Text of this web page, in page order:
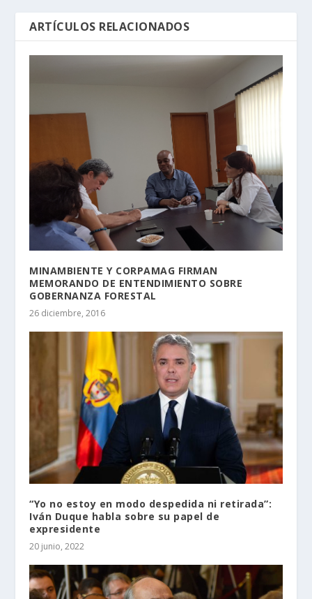
ARTÍCULOS RELACIONADOS
MINAMBIENTE Y CORPAMAG FIRMAN
MEMORANDO DE ENTENDIMIENTO SOBRE
GOBERNANZA FORESTAL
26 diciembre, 2016
“Yo no estoy en modo despedida ni retirada”:
Iván Duque habla sobre su papel de
expresidente
20 junio, 2022